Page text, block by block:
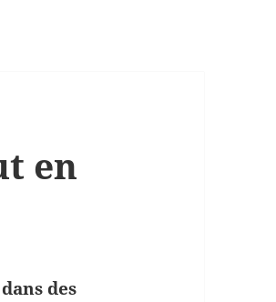
en
des